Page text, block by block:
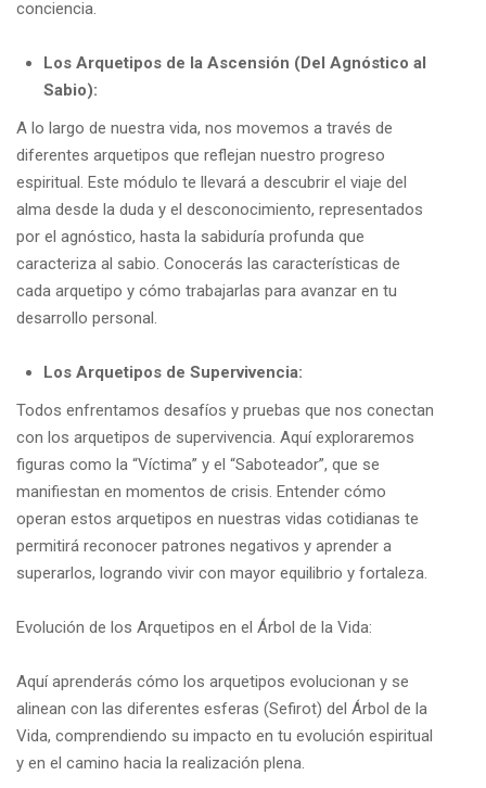
conciencia.
Los Arquetipos de la Ascensión (Del Agnóstico al
Sabio):
A lo largo de nuestra vida, nos movemos a través de
diferentes arquetipos que reflejan nuestro progreso
espiritual. Este módulo te llevará a descubrir el viaje del
alma desde la duda y el desconocimiento, representados
por el agnóstico, hasta la sabiduría profunda que
caracteriza al sabio. Conocerás las características de
cada arquetipo y cómo trabajarlas para avanzar en tu
desarrollo personal.
Los Arquetipos de Supervivencia:
Todos enfrentamos desafíos y pruebas que nos conectan
con los arquetipos de supervivencia. Aquí exploraremos
figuras como la “Víctima” y el “Saboteador”, que se
manifiestan en momentos de crisis. Entender cómo
operan estos arquetipos en nuestras vidas cotidianas te
permitirá reconocer patrones negativos y aprender a
superarlos, logrando vivir con mayor equilibrio y fortaleza.
Evolución de los Arquetipos en el Árbol de la Vida:
Aquí aprenderás cómo los arquetipos evolucionan y se
alinean con las diferentes esferas (Sefirot) del Árbol de la
Vida, comprendiendo su impacto en tu evolución espiritual
y en el camino hacia la realización plena.